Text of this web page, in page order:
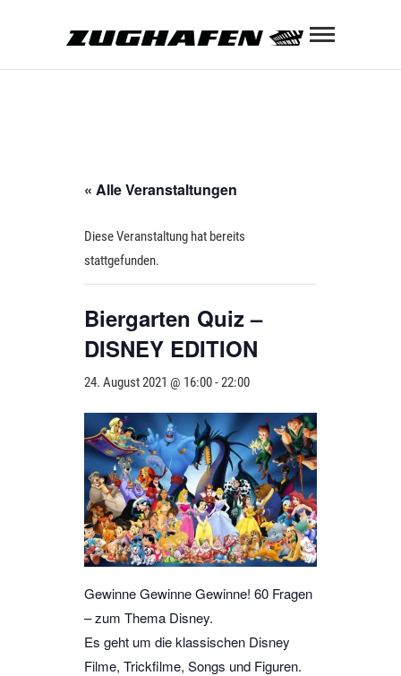
« Alle Veranstaltungen
Diese Veranstaltung hat bereits
stattgefunden.
Biergarten Quiz –
DISNEY EDITION
24. August 2021 @ 16:00-22:00
Gewinne Gewinne Gewinne! 60 Fragen
– zum Thema Disney.
Es geht um die klassischen Disney
Filme, Trickfilme, Songs und Figuren.